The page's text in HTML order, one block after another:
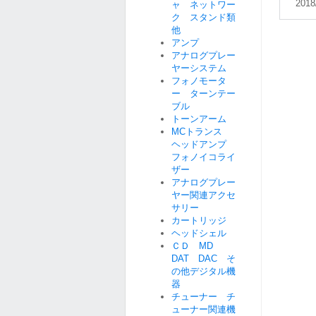
ャ ネットワー
ク スタンド類
他
アンプ
アナログプレー
ヤーシステム
フォノモータ
ー ターンテー
ブル
トーンアーム
MCトランス
ヘッドアンプ
フォノイコライ
ザー
アナログプレー
ヤー関連アクセ
サリー
カートリッジ
ヘッドシェル
ＣＤ MD
DAT DAC そ
の他デジタル機
器
チューナー チ
ューナー関連機